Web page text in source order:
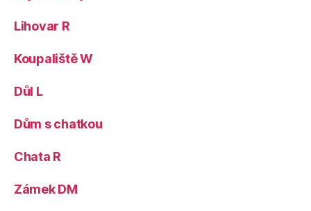
Lihovar R
Koupaliště W
Důl L
Dům s chatkou
Chata R
Zámek DM